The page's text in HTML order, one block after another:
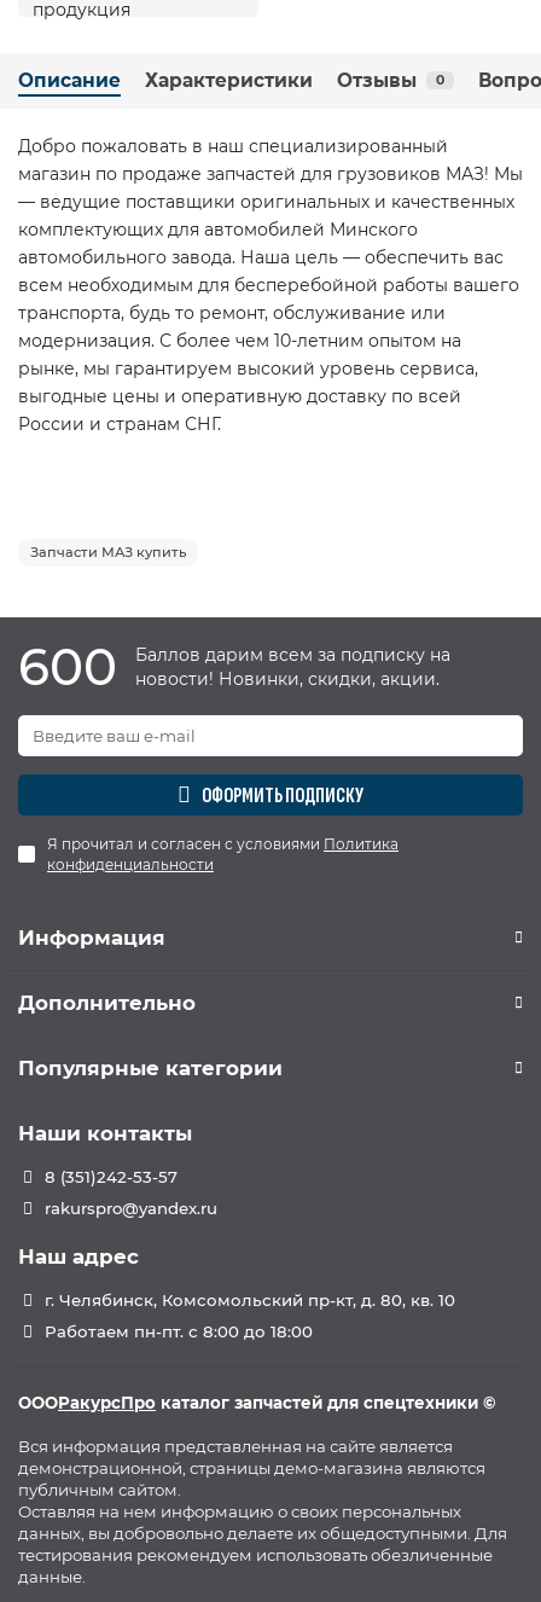
Описание Характеристики Отзывы 0
Добро пожаловать в наш специализированный
магазин по продаже запчастей для грузовиков МАЗ! Мы
— ведущие поставщики оригинальных и качественных
комплектующих для автомобилей Минского
автомобильного завода. Наша цель — обеспечить вас
всем необходимым для бесперебойной работы вашего
транспорта, будь то ремонт, обслуживание или
модернизация. С более чем 10-летним опытом на
рынке, мы гарантируем высокий уровень сервиса,
выгодные цены и оперативную доставку по всей
России и странам СНГ.
Запчасти МАЗ купить
600
Баллов дарим всем за подписку на
новости! Новинки, скидки, акции.
ОФОРМИТЬ ПОДПИСКУ
Я прочитал и согласен с условиями Политика
конфиденциальности
Информация
Дополнительно
Популярные категории
Наши контакты
8 (351)242-53-57
rakurspro@yandex.ru
Наш адрес
г. Челябинск, Комсомольский пр-кт, д. 80, кв. 10
Работаем пн-пт. с 8:00 до 18:00
ОООРакурсПро каталог запчастей для спецтехники ©
Вся информация представленная на сайте является
демонстрационной, страницы демо-магазина являются
публичным сайтом.
Оставляя на нем информацию о своих персональных
данных, вы добровольно делаете их общедоступными. Для
тестирования рекомендуем использовать обезличенные
данные.